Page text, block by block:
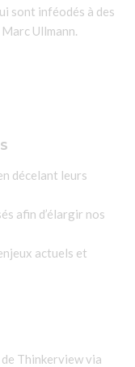
sont inféodés à des
Ullmann.
décelant leurs
afin d’élargir nos
actuels et
Thinkerview via